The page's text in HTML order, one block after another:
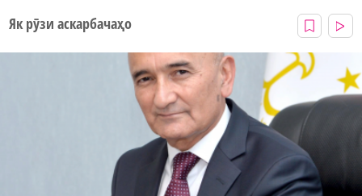
Як рӯзи аскарбачаҳо